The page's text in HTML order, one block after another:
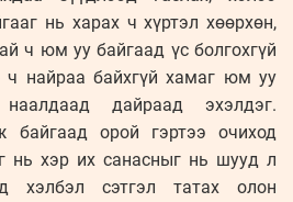
нь харах ч хүртэл хөөрхөн,
ч юм уу байгаад үс болгохгүй
ч найраа байхгүй хамаг юм уу
дайраад эхэлдэг.
байгаад орой гэртээ очиход
нь хэр их санасныг нь шууд л
хэлбэл сэтгэл татах олон